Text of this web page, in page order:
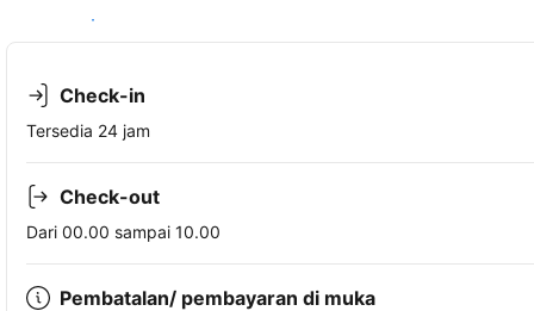
Lihat ketersediaan
Check-in
Tersedia 24 jam
Check-out
Dari 00.00 sampai 10.00
Pembatalan/ pembayaran di muka